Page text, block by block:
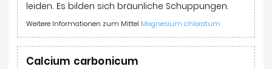
leiden. Es bilden sich bräunliche Schuppungen.
Weitere Informationen zum Mittel Magnesium chloratum
Calcium carbonicum